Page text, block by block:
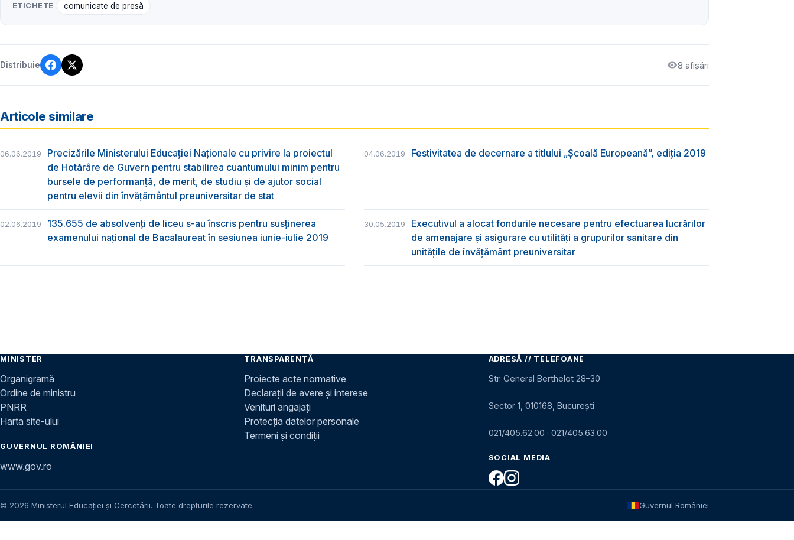
ETICHETE comunicate de presă
Distribuie 8 afișări
Articole similare
06.06.2019
Precizările Ministerului Educației Naționale cu privire la proiectul
de Hotărâre de Guvern pentru stabilirea cuantumului minim pentru
bursele de performanță, de merit, de studiu și de ajutor social
pentru elevii din învățământul preuniversitar de stat
04.06.2019 Festivitatea de decernare a titlului „Şcoală Europeană”, ediția 2019
02.06.2019
135.655 de absolvenţi de liceu s-au înscris pentru susţinerea
examenului naţional de Bacalaureat în sesiunea iunie-iulie 2019
30.05.2019
Executivul a alocat fondurile necesare pentru efectuarea lucrărilor
de amenajare și asigurare cu utilități a grupurilor sanitare din
unitățile de învățământ preuniversitar
MINISTER
Organigramă
Ordine de ministru
PNRR
Harta site-ului
GUVERNUL ROMÂNIEI
www.gov.ro
TRANSPARENȚĂ
Proiecte acte normative
Declarații de avere și interese
Venituri angajați
Protecția datelor personale
Termeni și condiții
ADRESĂ // TELEFOANE
Str. General Berthelot 28–30
Sector 1, 010168, București
021/405.62.00 · 021/405.63.00
SOCIAL MEDIA
© 2026 Ministerul Educației și Cercetării. Toate drepturile rezervate. Guvernul României